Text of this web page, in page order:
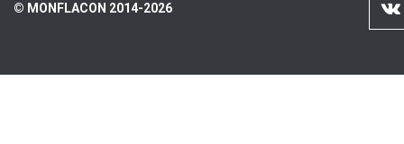
© MONFLACON 2014-2026